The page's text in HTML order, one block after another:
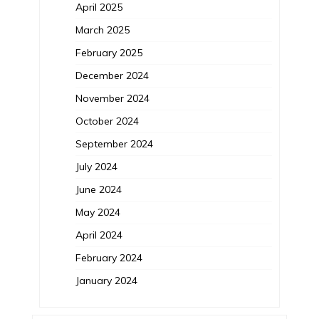
April 2025
March 2025
February 2025
December 2024
November 2024
October 2024
September 2024
July 2024
June 2024
May 2024
April 2024
February 2024
January 2024